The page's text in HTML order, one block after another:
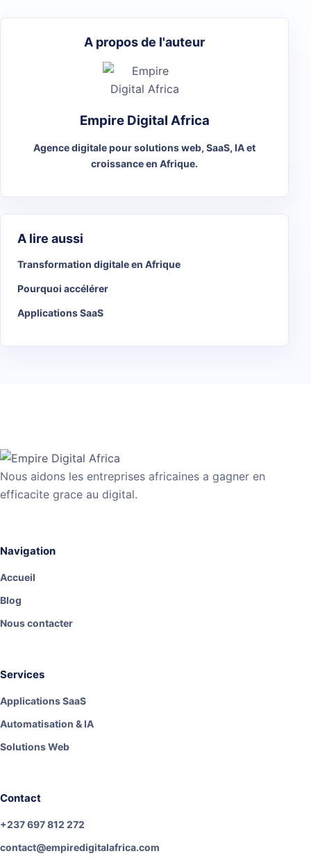
A propos de l'auteur
Empire Digital Africa
Agence digitale pour solutions web, SaaS, IA et
croissance en Afrique.
A lire aussi
Transformation digitale en Afrique
Pourquoi accélérer
Applications SaaS
Nous aidons les entreprises africaines a gagner en
efficacite grace au digital.
Navigation
Accueil
Blog
Nous contacter
Services
Applications SaaS
Automatisation & IA
Solutions Web
Contact
+237 697 812 272
contact@empiredigitalafrica.com